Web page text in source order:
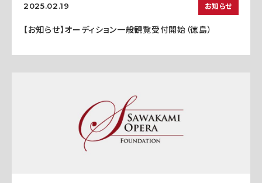
2025.02.19 お知らせ
【お知らせ】オーディション一般観覧受付開始（徳島）